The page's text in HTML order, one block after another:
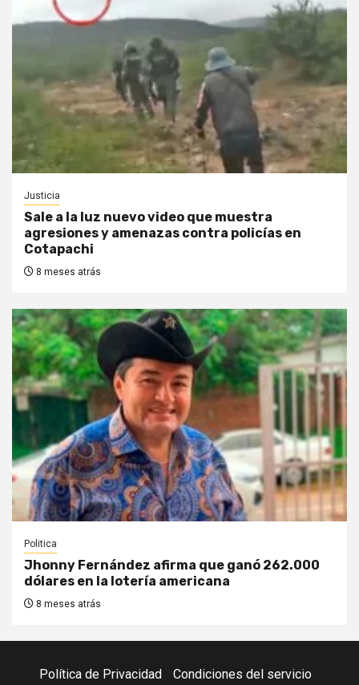
Justicia
Sale a la luz nuevo video que muestra
agresiones y amenazas contra policías en
Cotapachi
8 meses atrás
Politica
Jhonny Fernández afirma que ganó 262.000
dólares en la lotería americana
8 meses atrás
Política de Privacidad Condiciones del servicio